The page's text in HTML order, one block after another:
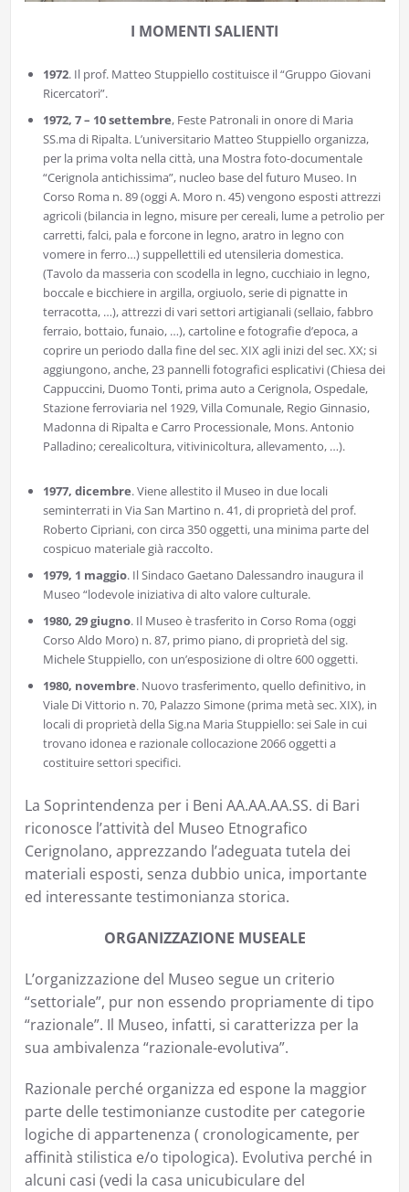
I MOMENTI SALIENTI
1972. Il prof. Matteo Stuppiello costituisce il “Gruppo Giovani
Ricercatori”.
1972, 7 – 10 settembre, Feste Patronali in onore di Maria
SS.ma di Ripalta. L’universitario Matteo Stuppiello organizza,
per la prima volta nella città, una Mostra foto-documentale
“Cerignola antichissima”, nucleo base del futuro Museo. In
Corso Roma n. 89 (oggi A. Moro n. 45) vengono esposti attrezzi
agricoli (bilancia in legno, misure per cereali, lume a petrolio per
carretti, falci, pala e forcone in legno, aratro in legno con
vomere in ferro…) suppellettili ed utensileria domestica.
(Tavolo da masseria con scodella in legno, cucchiaio in legno,
boccale e bicchiere in argilla, orgiuolo, serie di pignatte in
terracotta, …), attrezzi di vari settori artigianali (sellaio, fabbro
ferraio, bottaio, funaio, …), cartoline e fotografie d’epoca, a
coprire un periodo dalla fine del sec. XIX agli inizi del sec. XX; si
aggiungono, anche, 23 pannelli fotografici esplicativi (Chiesa dei
Cappuccini, Duomo Tonti, prima auto a Cerignola, Ospedale,
Stazione ferroviaria nel 1929, Villa Comunale, Regio Ginnasio,
Madonna di Ripalta e Carro Processionale, Mons. Antonio
Palladino; cerealicoltura, vitivinicoltura, allevamento, …).
1977, dicembre. Viene allestito il Museo in due locali
seminterrati in Via San Martino n. 41, di proprietà del prof.
Roberto Cipriani, con circa 350 oggetti, una minima parte del
cospicuo materiale già raccolto.
1979, 1 maggio. Il Sindaco Gaetano Dalessandro inaugura il
Museo “lodevole iniziativa di alto valore culturale.
1980, 29 giugno. Il Museo è trasferito in Corso Roma (oggi
Corso Aldo Moro) n. 87, primo piano, di proprietà del sig.
Michele Stuppiello, con un’esposizione di oltre 600 oggetti.
1980, novembre. Nuovo trasferimento, quello definitivo, in
Viale Di Vittorio n. 70, Palazzo Simone (prima metà sec. XIX), in
locali di proprietà della Sig.na Maria Stuppiello: sei Sale in cui
trovano idonea e razionale collocazione 2066 oggetti a
costituire settori specifici.
La Soprintendenza per i Beni AA.AA.AA.SS. di Bari
riconosce l’attività del Museo Etnografico
Cerignolano, apprezzando l’adeguata tutela dei
materiali esposti, senza dubbio unica, importante
ed interessante testimonianza storica.
ORGANIZZAZIONE MUSEALE
L’organizzazione del Museo segue un criterio
“settoriale”, pur non essendo propriamente di tipo
“razionale”. Il Museo, infatti, si caratterizza per la
sua ambivalenza “razionale-evolutiva”.
Razionale perché organizza ed espone la maggior
parte delle testimonianze custodite per categorie
logiche di appartenenza ( cronologicamente, per
affinità stilistica e/o tipologica). Evolutiva perché in
alcuni casi (vedi la casa unicubiculare del